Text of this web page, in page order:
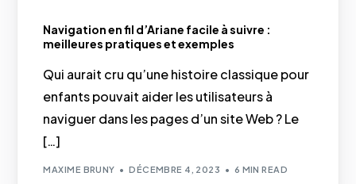
Navigation en fil d’Ariane facile à suivre :
meilleures pratiques et exemples
Qui aurait cru qu’une histoire classique pour
enfants pouvait aider les utilisateurs à
naviguer dans les pages d’un site Web ? Le
[…]
MAXIME BRUNY DÉCEMBRE 4, 2023 6 MIN READ